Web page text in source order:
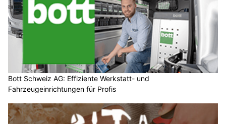
Bott Schweiz AG: Effiziente Werkstatt- und
Fahrzeugeinrichtungen für Profis